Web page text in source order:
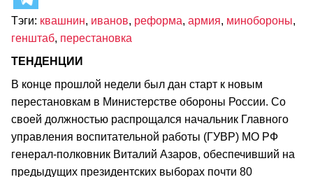
Тэги: квашнин, иванов, реформа, армия, минобороны,
генштаб, перестановка
ТЕНДЕНЦИИ
В конце прошлой недели был дан старт к новым
перестановкам в Министерстве обороны России. Со
своей должностью распрощался начальник Главного
управления воспитательной работы (ГУВР) МО РФ
генерал-полковник Виталий Азаров, обеспечивший на
предыдущих президентских выборах почти 80